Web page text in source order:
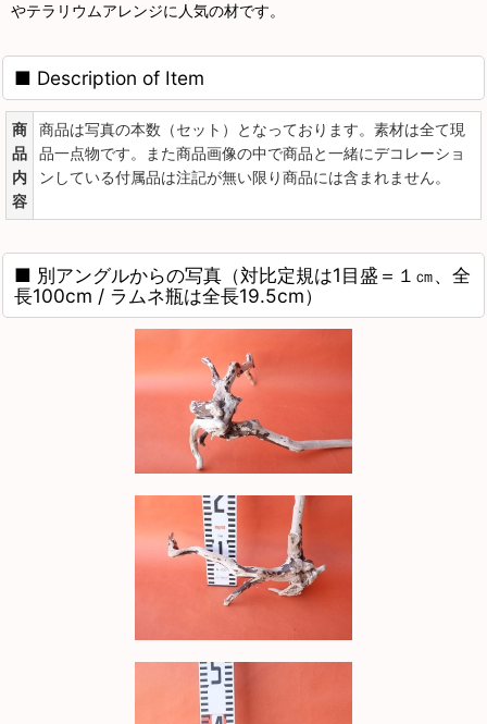
やテラリウムアレンジに人気の材です。
■ Description of Item
商
品
内
容
商品は写真の本数（セット）となっております。素材は全て現
品一点物です。また商品画像の中で商品と一緒にデコレーショ
ンしている付属品は注記が無い限り商品には含まれません。
■ 別アングルからの写真（対比定規は1目盛＝１㎝、全
長100cm / ラムネ瓶は全長19.5cm）